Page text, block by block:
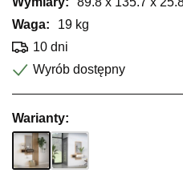
Waga:
19 kg
10 dni
Wyrób dostępny
Warianty: